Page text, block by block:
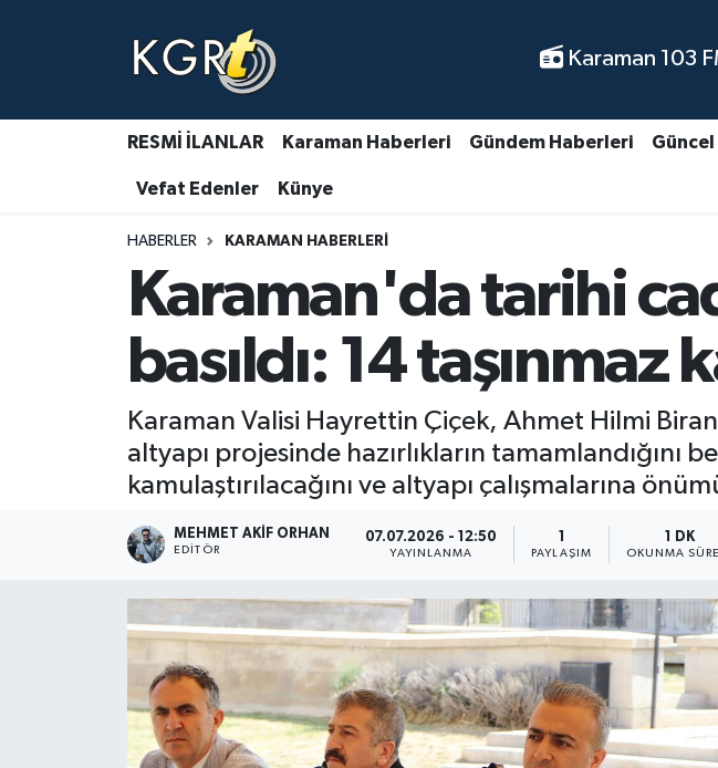
Karaman 103
RESMİ İLANLAR Karaman Haberleri Gündem Haberleri
Vefat Edenler Künye
HABERLER KARAMAN HABERLERI
Karaman'da tarihi
basıldı: 14 taşınmaz
Karaman Valisi Hayrettin Çiçek, Ahmet Hilmi
altyapı projesinde hazırlıkların tamamlandığını
kamulaştırılacağını ve altyapı çalışmalarına
MEHMET AKIF ORHAN
EDITÖR
07.07.2026 - 12:50
YAYINLANMA
1
PAYLAŞIM
1 DK
OKUNMA
Karaman Haberleri
Gündem Haberleri
Güncel Haberler
Asayiş Haberleri
Ulusal Haberler
Vefat Edenler